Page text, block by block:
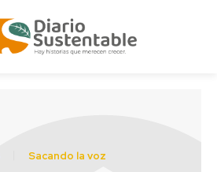
Sacando la voz